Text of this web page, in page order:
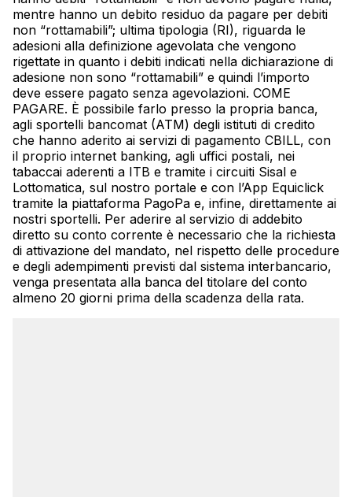
mentre hanno un debito residuo da pagare per debiti
non “rottamabili”; ultima tipologia (RI), riguarda le
adesioni alla definizione agevolata che vengono
rigettate in quanto i debiti indicati nella dichiarazione di
adesione non sono “rottamabili” e quindi l’importo
deve essere pagato senza agevolazioni. COME
PAGARE. È possibile farlo presso la propria banca,
agli sportelli bancomat (ATM) degli istituti di credito
che hanno aderito ai servizi di pagamento CBILL, con
il proprio internet banking, agli uffici postali, nei
tabaccai aderenti a ITB e tramite i circuiti Sisal e
Lottomatica, sul nostro portale e con l’App Equiclick
tramite la piattaforma PagoPa e, infine, direttamente ai
nostri sportelli. Per aderire al servizio di addebito
diretto su conto corrente è necessario che la richiesta
di attivazione del mandato, nel rispetto delle procedure
e degli adempimenti previsti dal sistema interbancario,
venga presentata alla banca del titolare del conto
almeno 20 giorni prima della scadenza della rata.